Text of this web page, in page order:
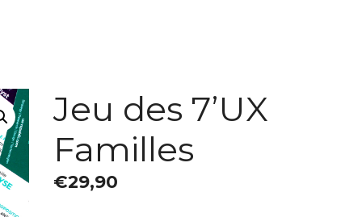
Jeu des 7’UX
Familles
€29,90